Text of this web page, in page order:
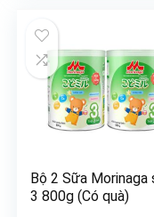
Bộ 2 Sữa Morinaga
3 800g (Có quà)